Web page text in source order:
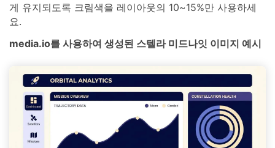
게 유지되도록 크림색을 레이아웃의 10~15%만 사용하세
요.
media.io를 사용하여 생성된 스텔라 미드나잇 이미지 예시